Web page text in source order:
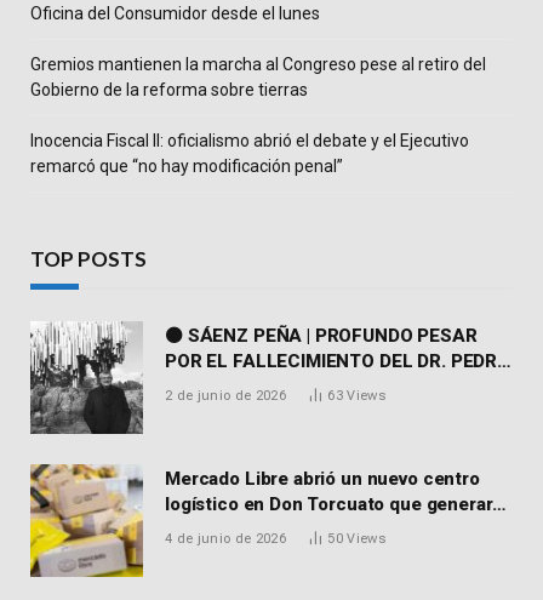
Oficina del Consumidor desde el lunes
Gremios mantienen la marcha al Congreso pese al retiro del
Gobierno de la reforma sobre tierras
Inocencia Fiscal II: oficialismo abrió el debate y el Ejecutivo
remarcó que “no hay modificación penal”
TOP POSTS
⚫ SÁENZ PEÑA | PROFUNDO PESAR
POR EL FALLECIMIENTO DEL DR. PEDRO
MARTORELL
2 de junio de 2026 63Views
Mercado Libre abrió un nuevo centro
logístico en Don Torcuato que generará
900 empleos: cómo enviar el CV
4 de junio de 2026 50Views